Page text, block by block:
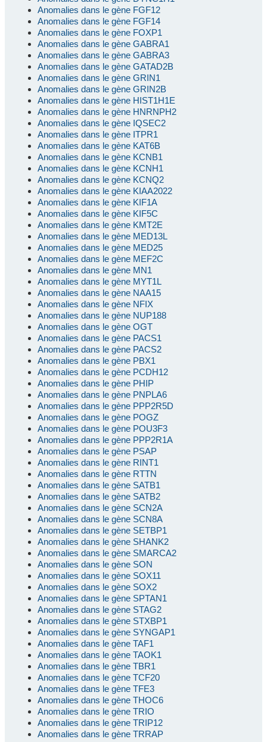
Anomalies dans le gène FGF12
Anomalies dans le gène FGF14
Anomalies dans le gène FOXP1
Anomalies dans le gène GABRA1
Anomalies dans le gène GABRA3
Anomalies dans le gène GATAD2B
Anomalies dans le gène GRIN1
Anomalies dans le gène GRIN2B
Anomalies dans le gène HIST1H1E
Anomalies dans le gène HNRNPH2
Anomalies dans le gène IQSEC2
Anomalies dans le gène ITPR1
Anomalies dans le gène KAT6B
Anomalies dans le gène KCNB1
Anomalies dans le gène KCNH1
Anomalies dans le gène KCNQ2
Anomalies dans le gène KIAA2022
Anomalies dans le gène KIF1A
Anomalies dans le gène KIF5C
Anomalies dans le gène KMT2E
Anomalies dans le gène MED13L
Anomalies dans le gène MED25
Anomalies dans le gène MEF2C
Anomalies dans le gène MN1
Anomalies dans le gène MYT1L
Anomalies dans le gène NAA15
Anomalies dans le gène NFIX
Anomalies dans le gène NUP188
Anomalies dans le gène OGT
Anomalies dans le gène PACS1
Anomalies dans le gène PACS2
Anomalies dans le gène PBX1
Anomalies dans le gène PCDH12
Anomalies dans le gène PHIP
Anomalies dans le gène PNPLA6
Anomalies dans le gène PPP2R5D
Anomalies dans le gène POGZ
Anomalies dans le gène POU3F3
Anomalies dans le gène PPP2R1A
Anomalies dans le gène PSAP
Anomalies dans le gène RINT1
Anomalies dans le gène RTTN
Anomalies dans le gène SATB1
Anomalies dans le gène SATB2
Anomalies dans le gène SCN2A
Anomalies dans le gène SCN8A
Anomalies dans le gène SETBP1
Anomalies dans le gène SHANK2
Anomalies dans le gène SMARCA2
Anomalies dans le gène SON
Anomalies dans le gène SOX11
Anomalies dans le gène SOX2
Anomalies dans le gène SPTAN1
Anomalies dans le gène STAG2
Anomalies dans le gène STXBP1
Anomalies dans le gène SYNGAP1
Anomalies dans le gène TAF1
Anomalies dans le gène TAOK1
Anomalies dans le gène TBR1
Anomalies dans le gène TCF20
Anomalies dans le gène TFE3
Anomalies dans le gène THOC6
Anomalies dans le gène TRIO
Anomalies dans le gène TRIP12
Anomalies dans le gène TRRAP